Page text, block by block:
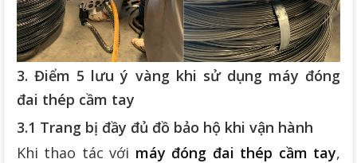
3. Điểm 5 lưu ý vàng khi sử dụng máy đóng
đai thép cầm tay
3.1 Trang bị đầy đủ đồ bảo hộ khi vận hành
Khi thao tác với máy đóng đai thép cầm tay,